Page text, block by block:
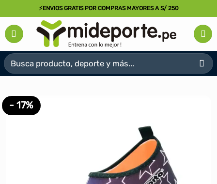
al
contenido
⚡ENVIOS GRATIS POR COMPRAS MAYORES A S/ 250
Buscar
por:
- 17%